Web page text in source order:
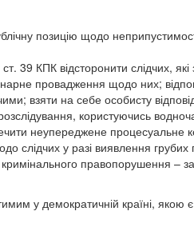
позицію щодо
39 КПК відсторонити слідчих,
провадження щодо них;
взяти на себе особисту
користуючись
неупереджене процесуальне
слідчих у разі виявлення
кримінального правопорушення –
у демократичній країні, якою